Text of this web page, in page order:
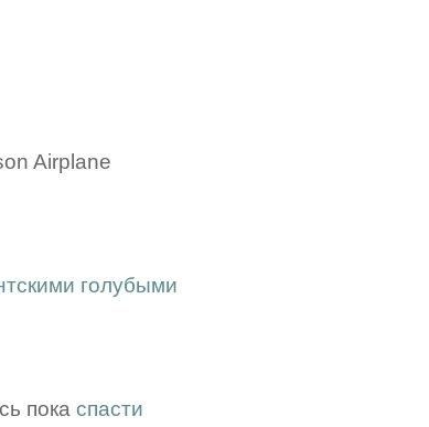
Airplane
голубыми
пока спасти